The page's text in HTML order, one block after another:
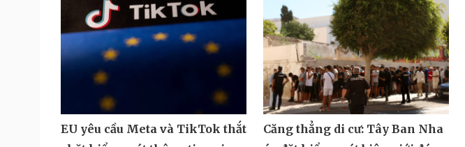
EU yêu cầu Meta và TikTok thắt
Căng thẳng di cư: Tây Ban Nha